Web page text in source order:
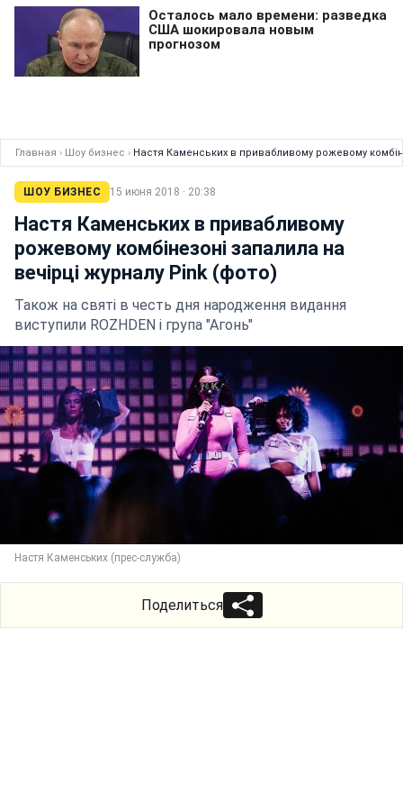
Главная › Шоу бизнес › Настя Каменських в привабливому рожевому
ШОУ БИЗНЕС 15 июня 2018 · 20:38
Настя Каменських в привабливому
рожевому комбінезоні запалила на
вечірці журналу Pink (фото)
Також на святі в честь дня народження видання
виступили ROZHDEN і група "Агонь"
Настя Каменських (прес-служба)
Поделиться